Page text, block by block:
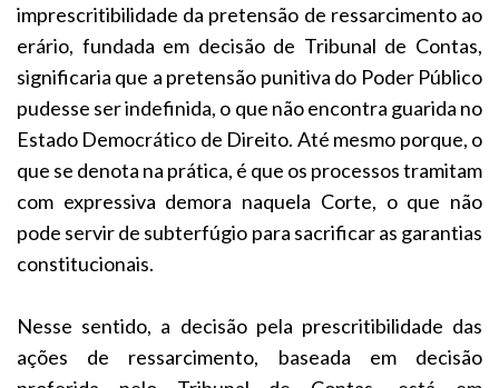
imprescritibilidade da pretensão de ressarcimento ao
erário, fundada em decisão de Tribunal de Contas,
significaria que a pretensão punitiva do Poder Público
pudesse ser indefinida, o que não encontra guarida no
Estado Democrático de Direito. Até mesmo porque, o
que se denota na prática, é que os processos tramitam
com expressiva demora naquela Corte, o que não
pode servir de subterfúgio para sacrificar as garantias
constitucionais.
Nesse sentido, a decisão pela prescritibilidade das
ações de ressarcimento, baseada em decisão